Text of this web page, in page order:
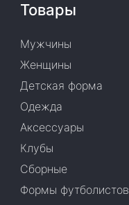
Товары
Мужчины
Женщины
Детская форма
Одежда
Аксессуары
Клубы
Сборные
Формы футболистов